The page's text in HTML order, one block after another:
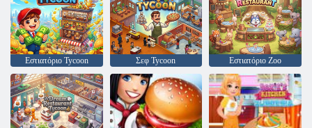
Εστιατόριο Tycoon Σεφ Tycoon Εστιατόριο Zoo